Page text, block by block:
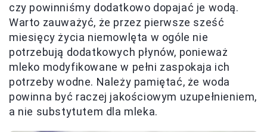
czy powinniśmy dodatkowo dopajać je wodą.
Warto zauważyć, że przez pierwsze sześć
miesięcy życia niemowlęta w ogóle nie
potrzebują dodatkowych płynów, ponieważ
mleko modyfikowane w pełni zaspokaja ich
potrzeby wodne. Należy pamiętać, że woda
powinna być raczej jakościowym uzupełnieniem,
a nie substytutem dla mleka.